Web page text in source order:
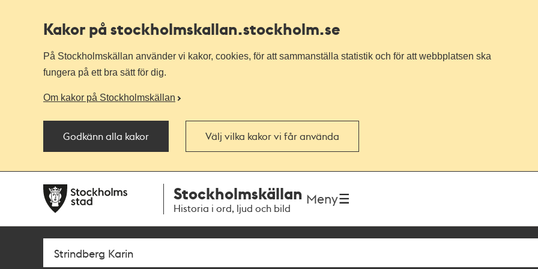
Kakor på stockholmskallan.stockholm.se
På Stockholmskällan använder vi kakor, cookies, för att sammanställa statistik och för att webbplatsen ska
fungera på ett bra sätt för dig.
Om kakor på Stockholmskällan
Godkänn alla kakor Välj vilka kakor vi får använda
navigationen
huvudinnehållet
Stockholmskällan
Historia i ord, ljud och bild
Meny
Sök